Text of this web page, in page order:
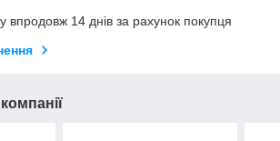
впродовж 14 днів за рахунок покупця